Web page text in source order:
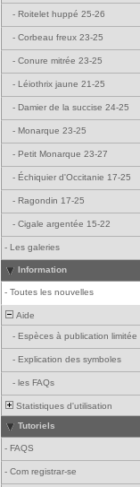
- Roitelet huppé 25-26
- Corbeau freux 23-25
- Conure mitrée 23-25
- Léiothrix jaune 21-25
- Damier de la succise 24-25
- Monarque 23-25
- Petit Monarque 23-27
- Échiquier d'Occitanie 17-25
- Ragondin 17-25
- Cigale argentée 15-22
- Les galeries
Information
- Toutes les nouvelles
Aide
- Espèces à publication limitée
- Explication des symboles
- les FAQs
Statistiques d'utilisation
Tutoriels
- FAQS
- Com registrar-se